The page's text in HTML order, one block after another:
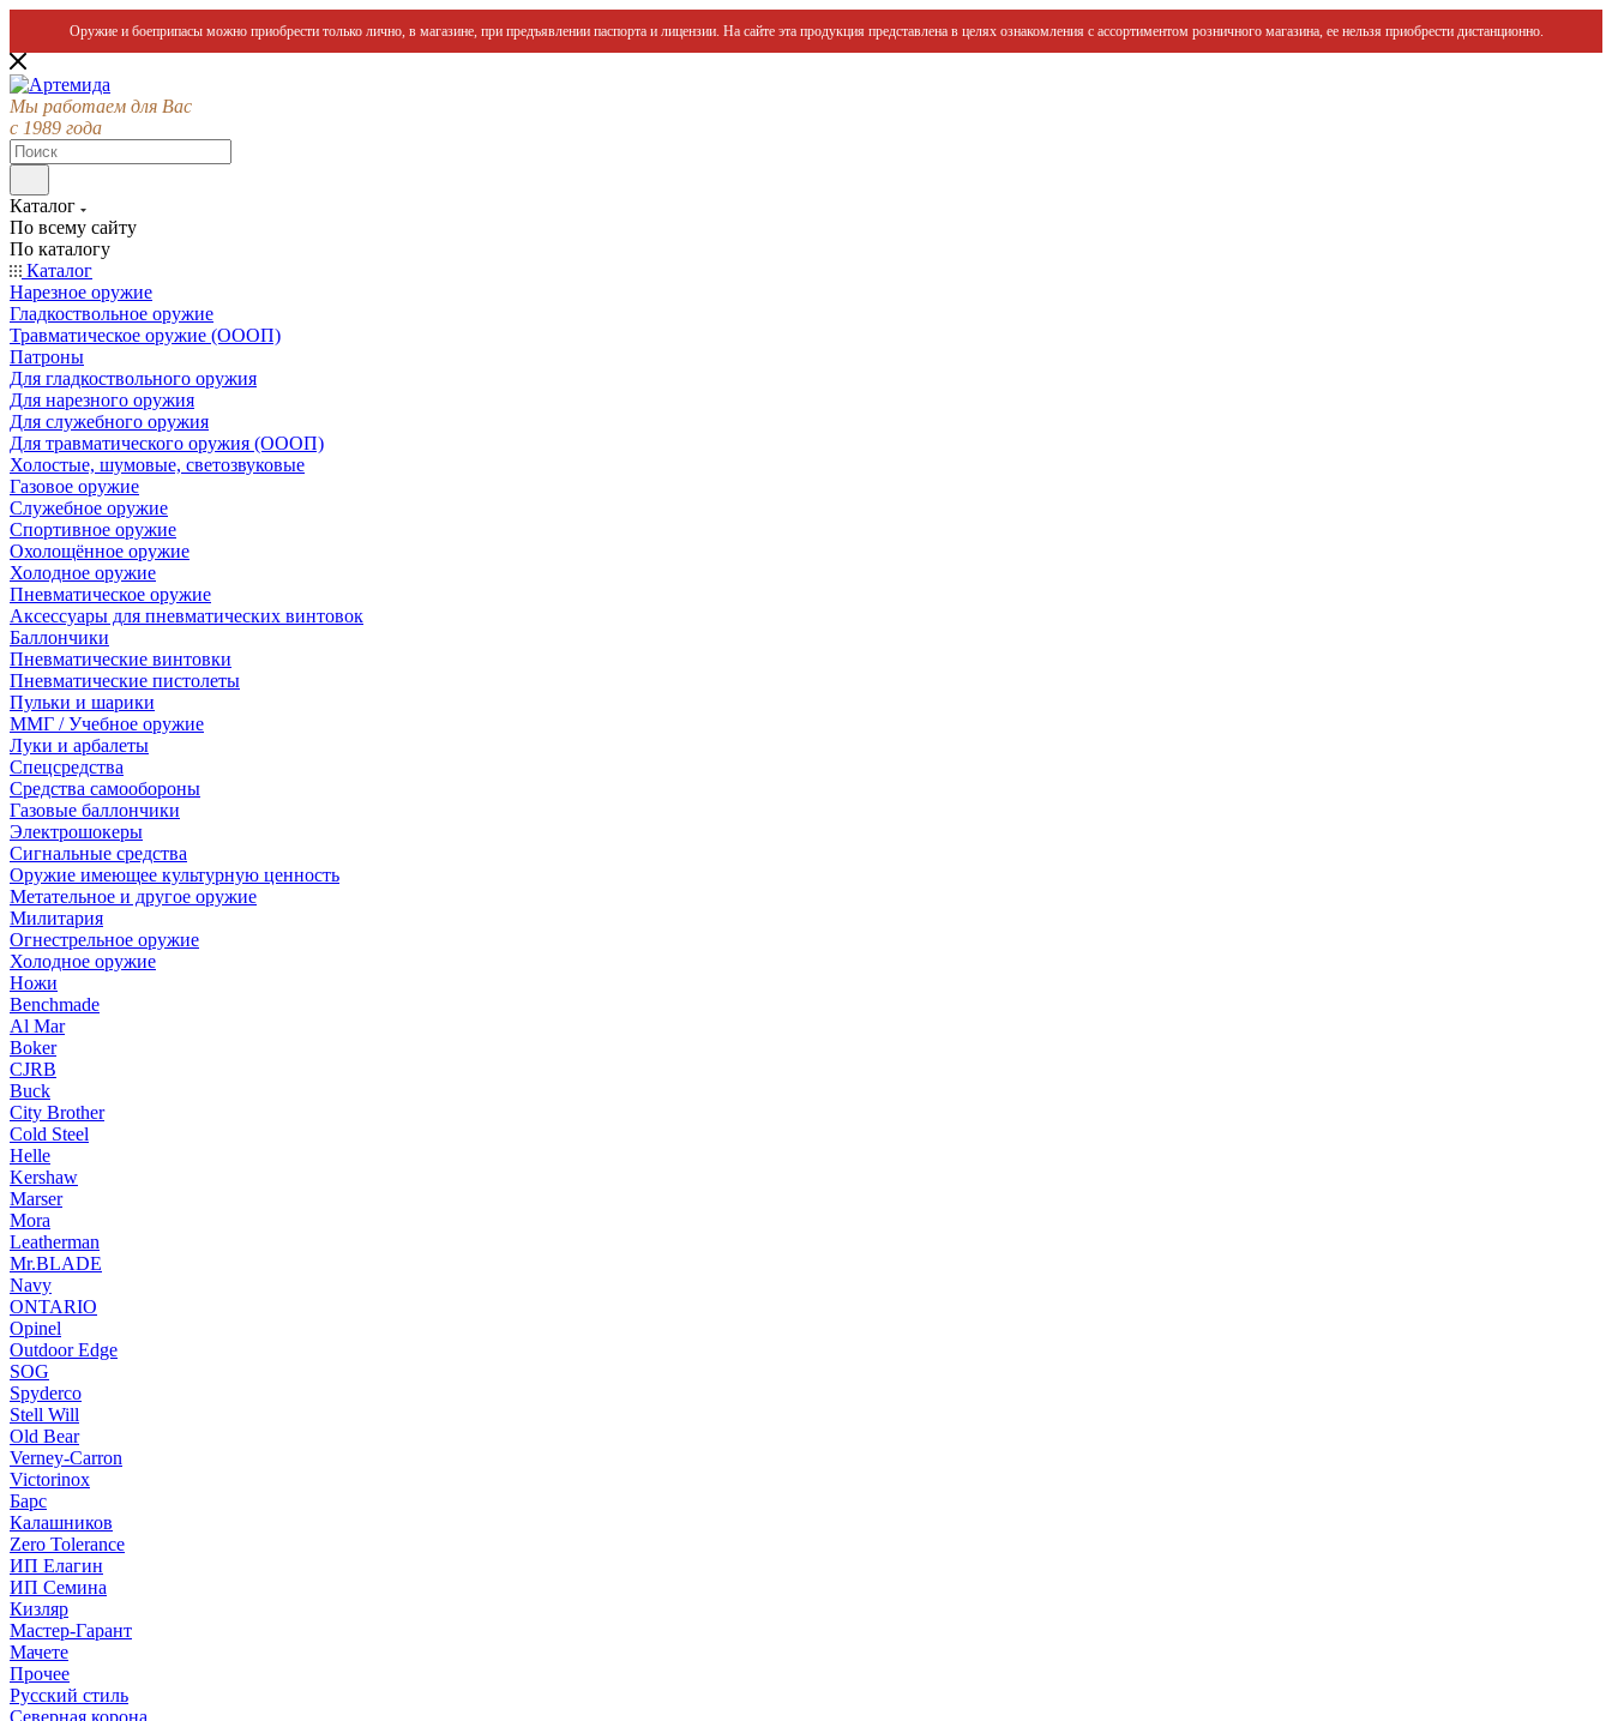
Оружие и боеприпасы можно приобрести только лично, в магазине, при предъявлении паспорта и лицензии. На сайте эта продукция представлена в целях ознакомления с ассортиментом розничного магазина, ее нельзя приобрести дистанционно.
Мы работаем для Вас
с 1989 года
Каталог
По всему сайту
По каталогу
Каталог
Нарезное оружие
Гладкоствольное оружие
Травматическое оружие (ОООП)
Патроны
Для гладкоствольного оружия
Для нарезного оружия
Для служебного оружия
Для травматического оружия (ОООП)
Холостые, шумовые, светозвуковые
Газовое оружие
Служебное оружие
Спортивное оружие
Охолощённое оружие
Холодное оружие
Пневматическое оружие
Аксессуары для пневматических винтовок
Баллончики
Пневматические винтовки
Пневматические пистолеты
Пульки и шарики
ММГ / Учебное оружие
Луки и арбалеты
Спецсредства
Средства самообороны
Газовые баллончики
Электрошокеры
Сигнальные средства
Оружие имеющее культурную ценность
Метательное и другое оружие
Милитария
Огнестрельное оружие
Холодное оружие
Ножи
Benchmade
Al Mar
Boker
CJRB
Buck
City Brother
Cold Steel
Helle
Kershaw
Marser
Mora
Leatherman
Mr.BLADE
Navy
ONTARIO
Opinel
Outdoor Edge
SOG
Spyderco
Stell Will
Old Bear
Verney-Carron
Victorinox
Барс
Калашников
Zero Tolerance
ИП Елагин
ИП Семина
Кизляр
Мастер-Гарант
Мачете
Прочее
Русский стиль
Северная корона